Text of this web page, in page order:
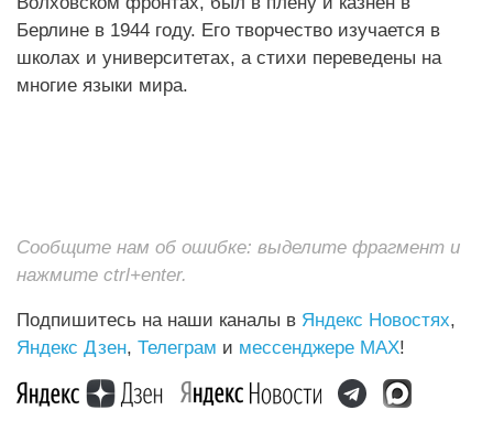
Берлине в 1944 году. Его творчество изучается в
школах и университетах, а стихи переведены на
многие языки мира.
Сообщите нам об ошибке: выделите фрагмент и
нажмите ctrl+enter.
Подпишитесь на наши каналы в Яндекс Новостях,
Яндекс Дзен, Телеграм и мессенджере MAX!